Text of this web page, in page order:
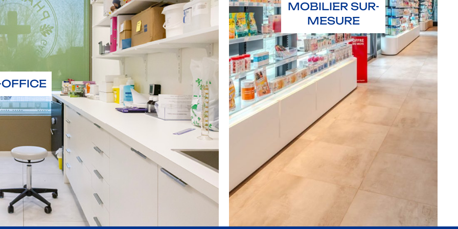
MOBILIER SUR-
MESURE